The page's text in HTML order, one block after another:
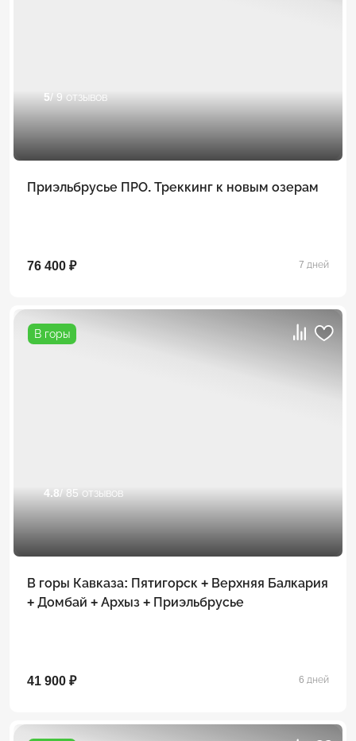
5/ 9 отзывов
Приэльбрусье ПРО. Треккинг к новым озерам
76 400 ₽ 7 дней
В горы
4.8/ 85 отзывов
В горы Кавказа: Пятигорск + Верхняя Балкария
+ Домбай + Архыз + Приэльбрусье
41 900 ₽ 6 дней